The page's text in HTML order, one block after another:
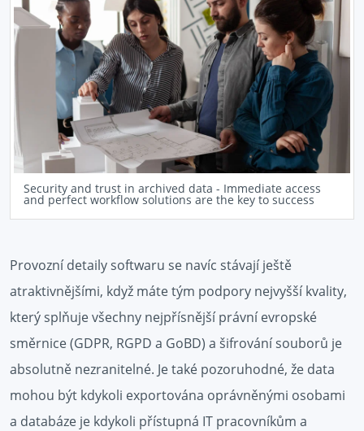
Security and trust in archived data - Immediate access
and perfect workflow solutions are the key to success
Provozní detaily softwaru se navíc stávají ještě
atraktivnějšími, když máte tým podpory nejvyšší kvality,
který splňuje všechny nejpřísnější právní evropské
směrnice (GDPR, RGPD a GoBD) a šifrování souborů je
absolutně nezranitelné. Je také pozoruhodné, že data
mohou být kdykoli exportována oprávněnými osobami
a databáze je kdykoli přístupná IT pracovníkům a